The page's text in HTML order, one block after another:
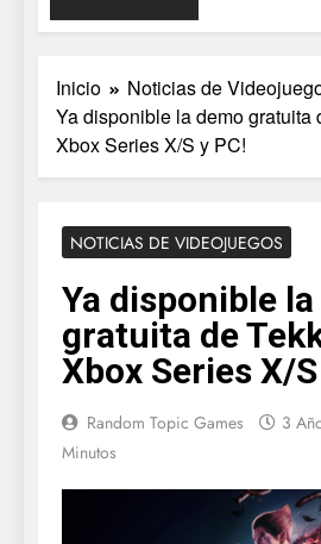
Inicio
Noticias de
Ya disponible la demo gratuita
Xbox Series X/S y PC!
NOTICIAS DE VIDEOJUEGOS
Ya disponible
gratuita de
Xbox Series X/
Random Topic Games 3
Minutos